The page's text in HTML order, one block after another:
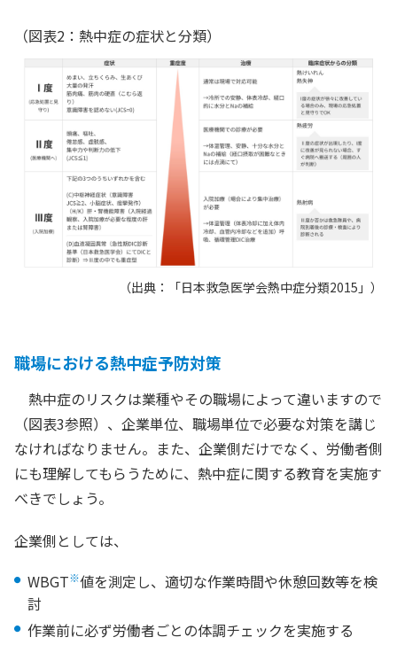
（図表2：熱中症の症状と分類）
（出典：「日本救急医学会熱中症分類2015」）
職場における熱中症予防対策
熱中症のリスクは業種やその職場によって違いますので
（図表3参照）、企業単位、職場単位で必要な対策を講じ
なければなりません。また、企業側だけでなく、労働者側
にも理解してもらうために、熱中症に関する教育を実施す
べきでしょう。
企業側としては、
WBGT※値を測定し、適切な作業時間や休憩回数等を検
討
作業前に必ず労働者ごとの体調チェックを実施する